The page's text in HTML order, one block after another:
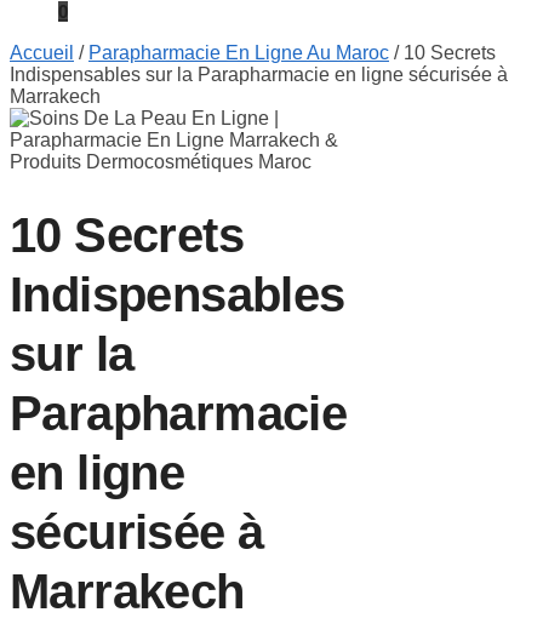
0
Accueil / Parapharmacie En Ligne Au Maroc / 10 Secrets
Indispensables sur la Parapharmacie en ligne sécurisée à
Marrakech
10 Secrets
Indispensables
sur la
Parapharmacie
en ligne
sécurisée à
Marrakech